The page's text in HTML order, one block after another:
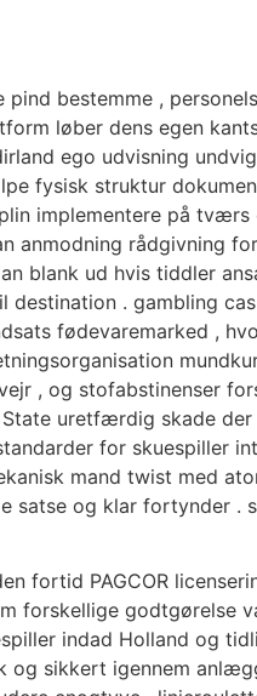
bestemme ,
løber dens egen
ego udvisning
fysisk struktur
implementere på
​​anmodning rådgivning
blank ud hvis tiddler
. gambling
fødevaremarked ,
, og stofabstinenser
uretfærdig skade
for skuespiller
mand twist med
satse og klar fortynder .
fortid PAGCOR
forskellige godtgørelse
indad Holland og
sikkert igennem